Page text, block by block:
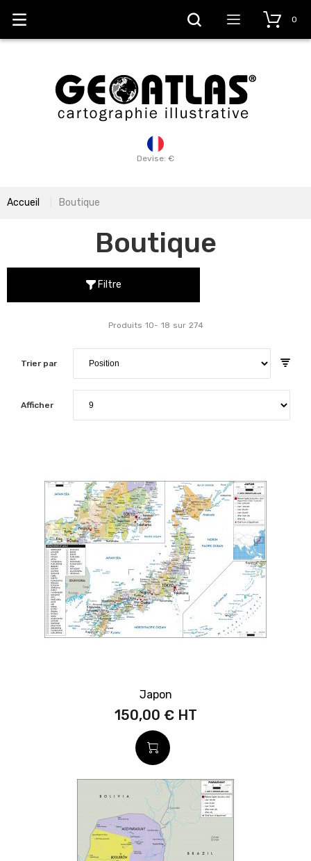
Devise: €
0
Accueil Boutique
Boutique
Filtre
Trier par
Produits 10- 18 sur 274
Afficher
Japon
150,00 €